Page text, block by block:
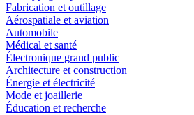
Fabrication et outillage
Aérospatiale et aviation
Automobile
Médical et santé
Électronique grand public
Architecture et construction
Énergie et électricité
Mode et joaillerie
Éducation et recherche